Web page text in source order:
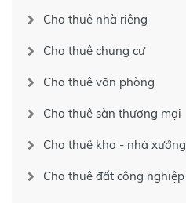
Cho thuê nhà riêng
Cho thuê chung cư
Cho thuê văn phòng
Cho thuê sàn thương mại
Cho thuê kho - nhà xưởng
Cho thuê đất công nghiệp